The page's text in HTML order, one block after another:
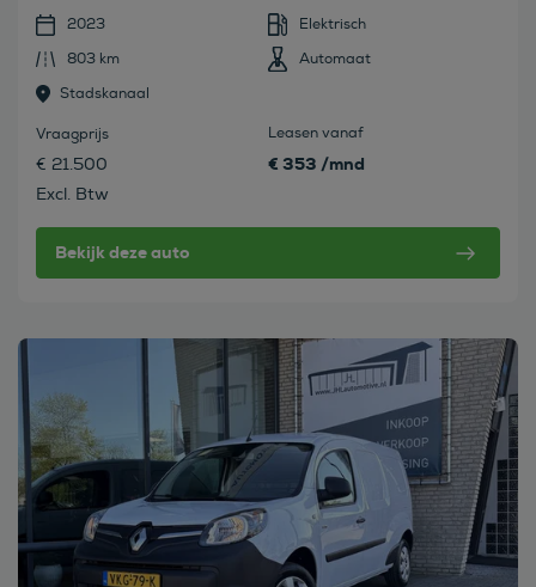
2023
Elektrisch
803 km
Automaat
Stadskanaal
Vraagprijs
€ 21.500
Excl. Btw
Leasen vanaf
€ 353 /mnd
Bekijk deze auto
Bekijk deze auto